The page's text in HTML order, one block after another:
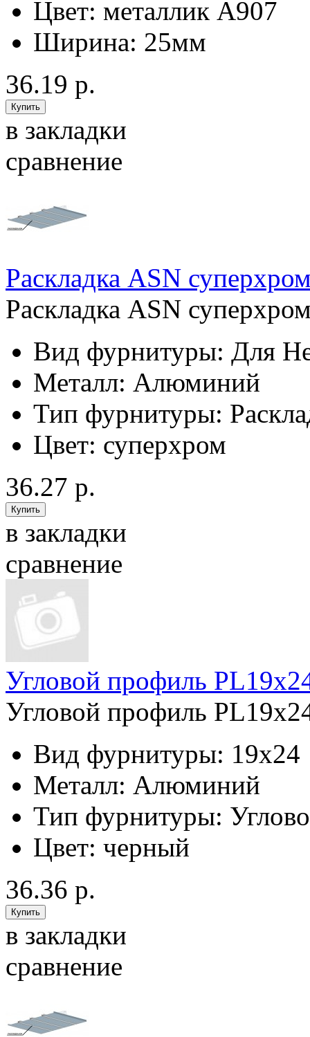
Цвет: металлик А907
Ширина: 25мм
36.19 р.
в закладки
сравнение
Раскладка ASN
Раскладка ASN
Вид фурнитуры: Для
Металл: Алюминий
Тип фурнитуры:
Цвет: суперхром
36.27 р.
в закладки
сравнение
Угловой профиль
Угловой профиль
Вид фурнитуры: 19x24
Металл: Алюминий
Тип фурнитуры:
Цвет: черный
36.36 р.
в закладки
сравнение